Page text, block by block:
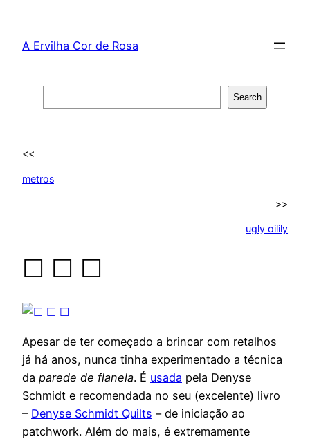
content
A Ervilha Cor de Rosa
Search
<<
metros
>>
ugly oilily
☐ ☐ ☐
Apesar de ter começado a brincar com retalhos
já há anos, nunca tinha experimentado a técnica
da parede de flanela. É usada pela Denyse
Schmidt e recomendada no seu (excelente) livro
– Denyse Schmidt Quilts – de iniciação ao
patchwork. Além do mais, é extremamente